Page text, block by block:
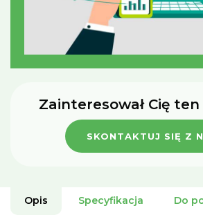
Zainteresował Cię
SKONTAKTUJ SIĘ Z
Opis Specyfikacja Do